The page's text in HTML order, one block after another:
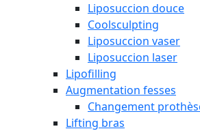
Liposuccion douce
Coolsculpting
Liposuccion vaser
Liposuccion laser
Lipofilling
Augmentation fesses
Changement
Lifting bras